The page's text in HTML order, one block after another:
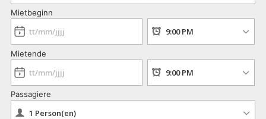
Mietbeginn
Mietende
Passagiere